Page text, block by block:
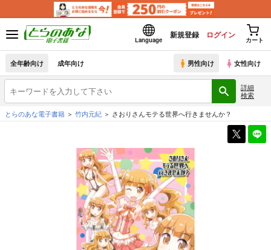
Language
新規登録 ログイン
カート
全年齢向け 成年向け 男性向け 女性向け
詳細
検索
とらのあな電子書籍
竹内元紀 さおりさんモテる世界へ行きませんか？